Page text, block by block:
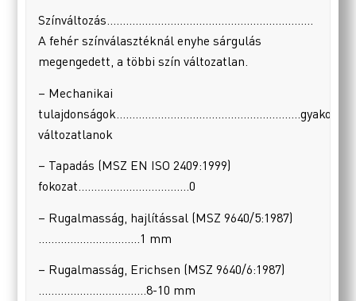
Színváltozás………………………………………………………..
A fehér színválasztéknál enyhe sárgulás
megengedett, a többi szín változatlan.
– Mechanikai
változatlanok
– Tapadás (MSZ EN ISO 2409:1999)
fokozat……………………………..0
– Rugalmasság, hajlítással (MSZ 9640/5:1987)
…………..………………1 mm
– Rugalmasság, Erichsen (MSZ 9640/6:1987)
…………….………………8-10 mm